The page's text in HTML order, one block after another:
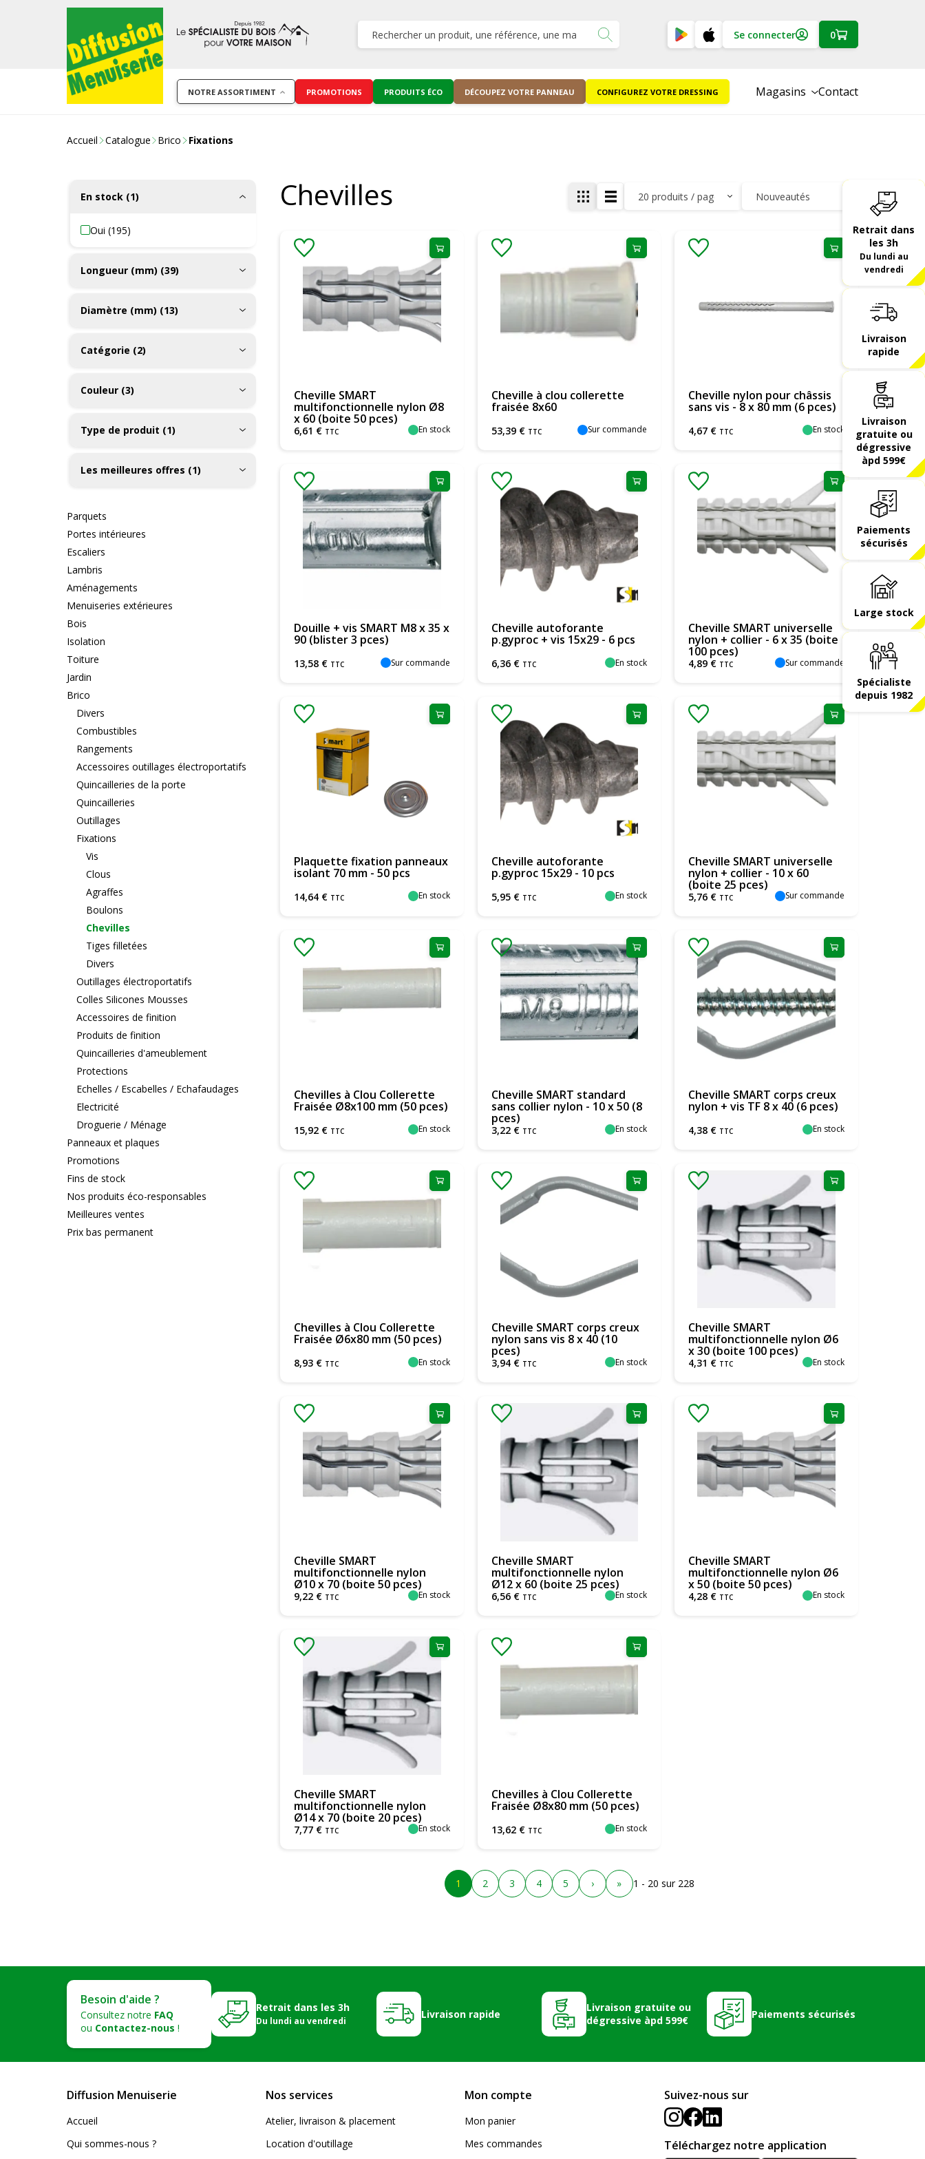
Se connecter 0
NOTRE ASSORTIMENT PROMOTIONS PRODUITS ÉCO DÉCOUPEZ VOTRE PANNEAU CONFIGUREZ VOTRE DRESSING Magasins Contact
Accueil Catalogue Brico Fixations
Retrait dans
les 3h
Du lundi au
vendredi
Livraison
rapide
Livraison
gratuite ou
dégressive
àpd 599€
Paiements
sécurisés
Large stock
Spécialiste
depuis 1982
En stock (1)
Oui (195)
Longueur (mm) (39)
Diamètre (mm) (13)
Catégorie (2)
Couleur (3)
Type de produit (1)
Les meilleures offres (1)
Parquets
Portes intérieures
Escaliers
Lambris
Aménagements
Menuiseries extérieures
Bois
Isolation
Toiture
Jardin
Brico
Divers
Combustibles
Rangements
Accessoires outillages électroportatifs
Quincailleries de la porte
Quincailleries
Outillages
Fixations
Vis
Clous
Agraffes
Boulons
Chevilles
Tiges filletées
Divers
Outillages électroportatifs
Colles Silicones Mousses
Accessoires de finition
Produits de finition
Quincailleries d'ameublement
Protections
Echelles / Escabelles / Echafaudages
Electricité
Droguerie / Ménage
Panneaux et plaques
Promotions
Fins de stock
Nos produits éco-responsables
Meilleures ventes
Prix bas permanent
Chevilles
Cheville SMART
multifonctionnelle nylon Ø8
x 60 (boite 50 pces)
6,61 € TTC En stock
Cheville à clou collerette
fraisée 8x60
53,39€ TTC Sur commande
Cheville nylon pour châssis
sans vis - 8 x 80 mm (6 pces)
4,67 € TTC En stock
Douille + vis SMART M8 x 35 x
90 (blister 3 pces)
13,58 € TTC Sur commande
Cheville autoforante
p.gyproc + vis 15x29 - 6 pcs
6,36€ TTC En stock
Cheville SMART universelle
nylon + collier - 6 x 35 (boite
100 pces)
4,89 € TTC Sur commande
Plaquette fixation panneaux
isolant 70 mm - 50 pcs
14,64 € TTC En stock
Cheville autoforante
p.gyproc 15x29 - 10 pcs
5,95€ TTC En stock
Cheville SMART universelle
nylon + collier - 10 x 60
(boite 25 pces)
5,76 € TTC Sur commande
Chevilles à Clou Collerette
Fraisée Ø8x100 mm (50 pces)
15,92 € TTC En stock
Cheville SMART standard
sans collier nylon - 10 x 50 (8
pces)
3,22€ TTC En stock
Cheville SMART corps creux
nylon + vis TF 8 x 40 (6 pces)
4,38 € TTC En stock
Chevilles à Clou Collerette
Fraisée Ø6x80 mm (50 pces)
8,93 € TTC En stock
Cheville SMART corps creux
nylon sans vis 8 x 40 (10
pces)
3,94€ TTC En stock
Cheville SMART
multifonctionnelle nylon Ø6
x 30 (boite 100 pces)
4,31 € TTC En stock
Cheville SMART
multifonctionnelle nylon
Ø10 x 70 (boite 50 pces)
9,22 € TTC En stock
Cheville SMART
multifonctionnelle nylon
Ø12 x 60 (boite 25 pces)
6,56€ TTC En stock
Cheville SMART
multifonctionnelle nylon Ø6
x 50 (boite 50 pces)
4,28 € TTC En stock
Cheville SMART
multifonctionnelle nylon
Ø14 x 70 (boite 20 pces)
7,77 € TTC En stock
Chevilles à Clou Collerette
Fraisée Ø8x80 mm (50 pces)
13,62€ TTC En stock
1 2 3 4 5 › » 1 - 20 sur 228
Besoin d'aide ?
Consultez notre FAQ
ou Contactez-nous !
Retrait dans les 3h
Du lundi au vendredi
Livraison rapide
Livraison gratuite ou
dégressive àpd 599€
Paiements sécurisés
Diffusion Menuiserie
Accueil
Qui sommes-nous ?
Nos services
Atelier, livraison & placement
Location d'outillage
Mon compte
Mon panier
Mes commandes
Suivez-nous sur
Téléchargez notre application